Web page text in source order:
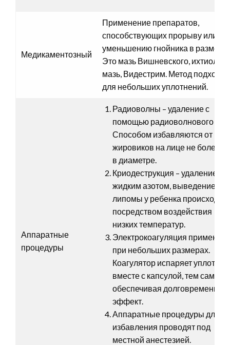
Медикаментозный
Применение препаратов,
способствующих прорыву или
уменьшению гнойника в размере
Это мазь Вишневского,
мазь, Видестрим. Метод подходит
для небольших уплотнений.
Аппаратные
процедуры
Радиоволны – удаление с
помощью радиоволнового
Способом избавляются от
жировиков на лице не более 3
в диаметре.
Криодеструкция – удаление
жидким азотом, выведение
липомы у ребенка происходит
посредством воздействия
низких температур.
Электрокоагуляция
при небольших размерах.
Коагулятор испаряет
вместе с капсулой, тем самым
обеспечивая долговременный
эффект.
Аппаратные процедуры для
избавления проводят под
местной анестезией.